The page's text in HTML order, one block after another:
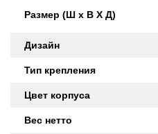
Размер (Ш x В X Д)
Дизайн
Тип крепления
Цвет корпуса
Вес нетто